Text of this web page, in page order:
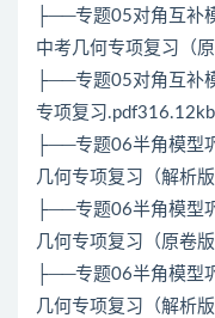
├──专题05对角互补
中考几何专项复习（
├──专题05对角互补
专项复习.pdf316.12kb
├──专题06半角模型
几何专项复习（解析
├──专题06半角模型
几何专项复习（原卷
├──专题06半角模型
几何专项复习（解析